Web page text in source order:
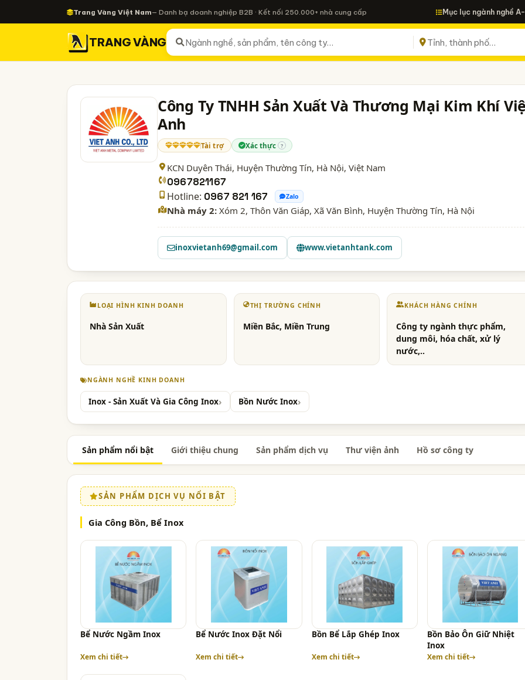
Trang Vàng Việt Nam— Danh bạ doanh nghiệp B2B · Kết nối 250.000+ nhà cung cấp Mục lục ngành nghề
TRANG VÀNG
Công Ty TNHH Sản Xuất Và Thương Mại Kim Khí
Anh
Tài trợ Xác thực ?
KCN Duyên Thái, Huyện Thường Tín, Hà Nội, Việt Nam
0967821167
Hotline: 0967 821 167 Zalo
Nhà máy 2: Xóm 2, Thôn Văn Giáp, Xã Văn Bình, Huyện Thường Tín, Hà Nội
inoxvietanh69@gmail.com www.vietanhtank.com
LOẠI HÌNH KINH DOANH
Nhà Sản Xuất
THỊ TRƯỜNG CHÍNH
Miền Bắc, Miền Trung
KHÁCH HÀNG CHÍNH
Công ty ngành thực phẩm,
dung môi, hóa chất, xử lý
nước,..
NGÀNH NGHỀ KINH DOANH
Inox - Sản Xuất Và Gia Công Inox Bồn Nước Inox
Sản phẩm nổi bật Giới thiệu chung Sản phẩm dịch vụ Thư viện ảnh Hồ sơ công ty
SẢN PHẨM DỊCH VỤ NỔI BẬT
Gia Công Bồn, Bể Inox
Bể Nước Ngầm Inox
Xem chi tiết
Bể Nước Inox Đặt Nổi
Xem chi tiết
Bồn Bể Lắp Ghép Inox
Xem chi tiết
Bồn Bảo Ôn Giữ Nhiệt
Inox
Xem chi tiết